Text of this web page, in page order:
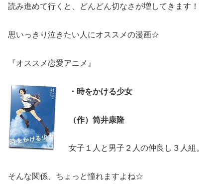
読み進めて行くと、どんどん切なさが増してきます！
思いっきり泣きたい人にオススメの漫画☆
『オススメ恋愛アニメ』
・時をかける少女
（作）筒井康隆
女子１人と男子２人の仲良し３人組。
そんな関係、ちょっと憧れますよね☆